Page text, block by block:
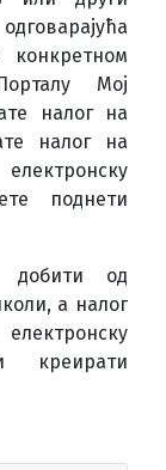
Мој
налог на
налог на
поднети
добити од
а налог
креирати